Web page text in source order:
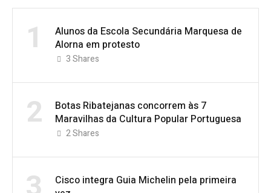
1
Alunos da Escola Secundária Marquesa de
Alorna em protesto
3Shares
2
Botas Ribatejanas concorrem às 7
Maravilhas da Cultura Popular Portuguesa
2Shares
Cisco integra Guia Michelin pela primeira